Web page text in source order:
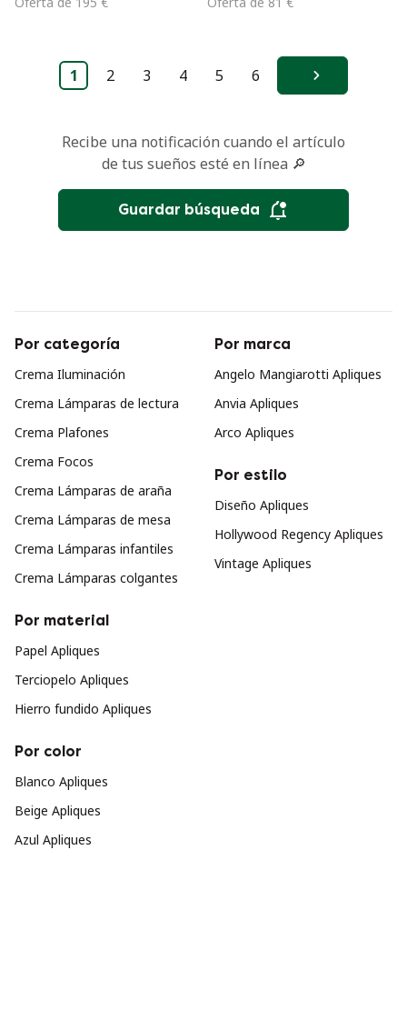
1 2 3 4 5 6 Siguiente
Recibe una notificación cuando el artículo
de tus sueños esté en línea 🔎
Guardar búsqueda
Por categoría
Crema Iluminación
Crema Lámparas de lectura
Crema Plafones
Crema Focos
Crema Lámparas de araña
Crema Lámparas de mesa
Crema Lámparas infantiles
Crema Lámparas colgantes
Por marca
Angelo Mangiarotti Apliques
Anvia Apliques
Arco Apliques
Por estilo
Diseño Apliques
Hollywood Regency Apliques
Vintage Apliques
Por material
Papel Apliques
Terciopelo Apliques
Hierro fundido Apliques
Por color
Blanco Apliques
Beige Apliques
Azul Apliques